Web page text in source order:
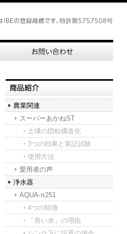
農業関連
スーパーあかねST
土壌の団粒構造化
3つの効果と実証試験
使用方法
愛用者の声
浄水器
AQUA-π251
4つの特徴
「良い水」の理由